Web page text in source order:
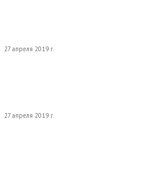
27 апреля 2019 г.
27 апреля 2019 г.